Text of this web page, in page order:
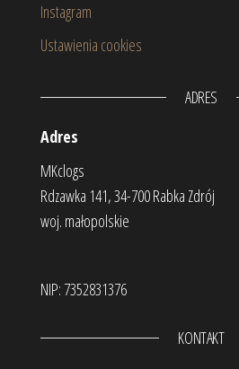
Instagram
Ustawienia cookies
ADRES
Adres
MKclogs
Rdzawka 141, 34-700 Rabka Zdrój
woj. małopolskie
NIP: 7352831376
KONTAKT